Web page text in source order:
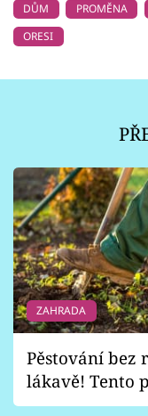
DŮM
PROMĚNA
ORESI
ZAHRADA
Pěstování bez
lákavě! Tento
vhodný jen